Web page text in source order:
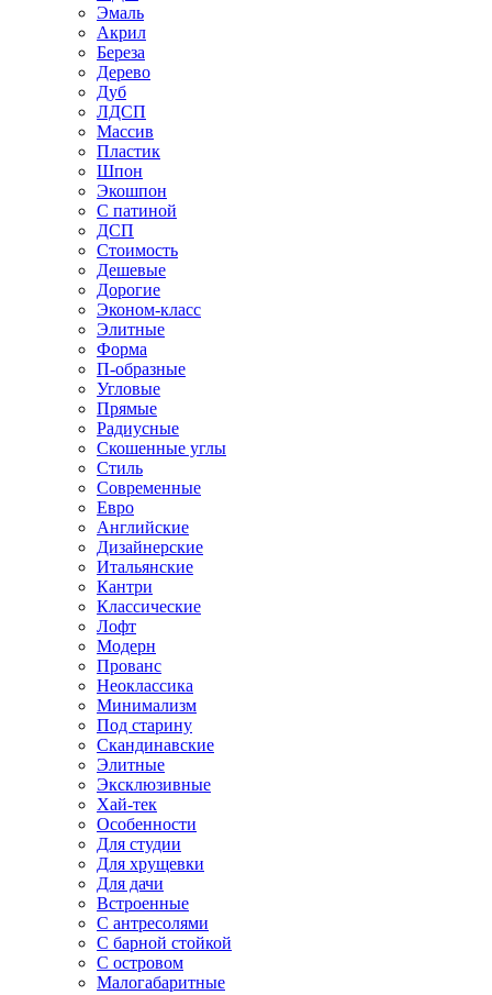
Эмаль
Акрил
Береза
Дерево
Дуб
ЛДСП
Массив
Пластик
Шпон
Экошпон
С патиной
ДСП
Стоимость
Дешевые
Дорогие
Эконом-класс
Элитные
Форма
П-образные
Угловые
Прямые
Радиусные
Скошенные углы
Стиль
Современные
Евро
Английские
Дизайнерские
Итальянские
Кантри
Классические
Лофт
Модерн
Прованс
Неоклассика
Минимализм
Под старину
Скандинавские
Элитные
Эксклюзивные
Хай-тек
Особенности
Для студии
Для хрущевки
Для дачи
Встроенные
С антресолями
С барной стойкой
С островом
Малогабаритные